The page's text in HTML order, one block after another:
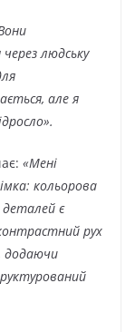
людську
але я
«Мені
кольорова
деталей є
рух
додаючи